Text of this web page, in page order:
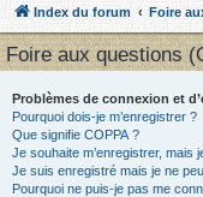
Index du forum Foire
Foire aux questions
Problèmes de connexion et
Pourquoi dois-je m’enregistrer ?
Que signifie COPPA ?
Je souhaite m’enregistrer, mais
Je suis enregistré mais je ne
Pourquoi ne puis-je pas me